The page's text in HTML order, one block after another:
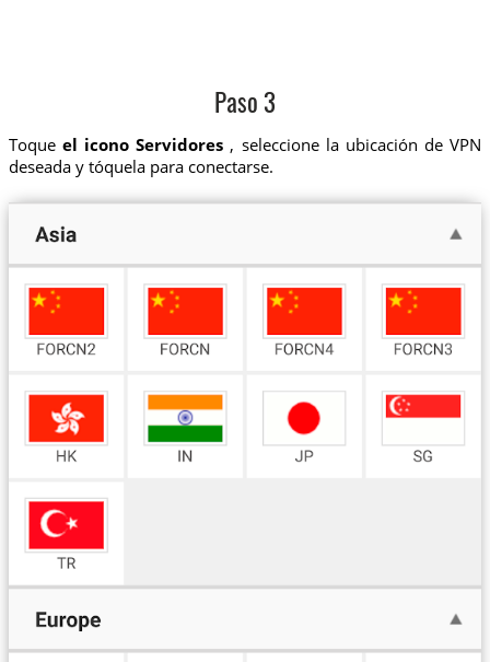
Paso 3
Toque el icono Servidores , seleccione la ubicación de VPN
deseada y tóquela para conectarse.